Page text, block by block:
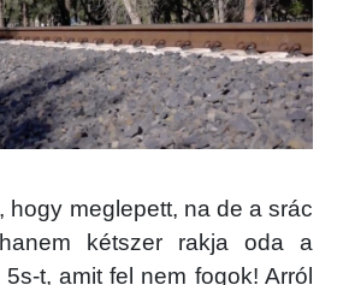
hogy meglepett, na de a srác
kétszer rakja oda a
t, amit fel nem fogok! Arról